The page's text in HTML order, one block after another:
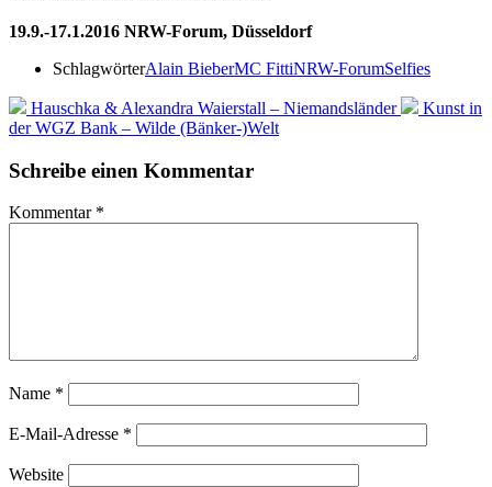
19.9.-17.1.2016 NRW-Forum, Düsseldorf
SchlagwörterAlain BieberMC FittiNRW-ForumSelfies
Hauschka & Alexandra Waierstall – Niemandsländer
Kunst in
der WGZ Bank – Wilde (Bänker-)Welt
Schreibe einen Kommentar
Kommentar *
Name *
E-Mail-Adresse *
Website